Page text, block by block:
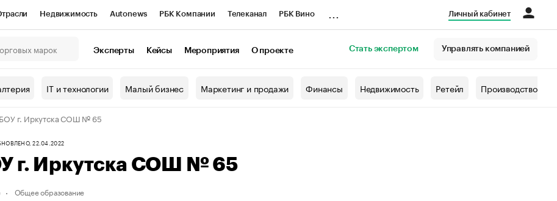
Недвижимость Autonews РБК Компании Телеканал РБК Вино
Проверка контрагентов
Личный кабинет
Эксперты Кейсы Мероприятия О проекте Стать экспертом Управлять компанией
IT и технологии Малый бизнес Маркетинг и продажи Финансы Недвижимость Ретейл Производство
г. Иркутска СОШ № 65
22.04.2022
г. Иркутска СОШ № 65
Общее образование